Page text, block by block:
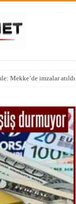
Mekke’de imzalar atıldı